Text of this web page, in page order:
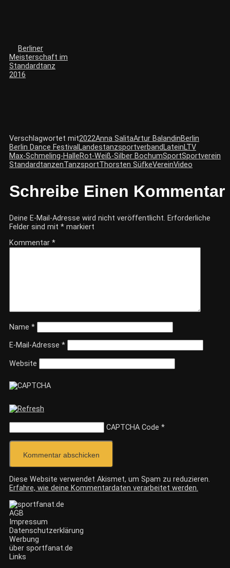
Berliner
Meisterschaft im
Standardtanz
2016
Verschlagwortet mit2022Anna SalitaArtur BalandinBerlin
Berlin Dance Festival Landestanzsportverband LateinLTV
Max-Schmeling-HalleRot-Weiß-Silber BochumSportSportverein
StandardtanzenTanzsportThorsten SüfkeVereinVideo
Schreibe Einen Kommentar
Deine E-Mail-Adresse wird nicht veröffentlicht. Erforderliche
Felder sind mit * markiert
Kommentar *
Name *
E-Mail-Adresse *
Website
CAPTCHA Code *
Diese Website verwendet Akismet, um Spam zu reduzieren.
Erfahre, wie deine Kommentardaten verarbeitet werden.
AGB
Impressum
Datenschutzerklärung
Werbung
über sportfanat.de
Links